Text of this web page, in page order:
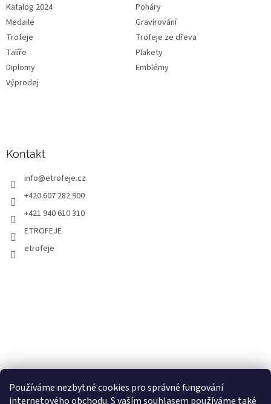
Používáme nezbytné cookies pro správné fungování
internetového obchodu. S vaším souhlasem používáme také
Katalog 2024
Poháry
Medaile
Gravírování
Trofeje
Trofeje ze dřeva
Talíře
Plakety
Diplomy
Emblémy
Výprodej
Kontakt
info@etrofeje.cz
+420 607 282 900
+421 940 610 310
ETROFEJE
etrofeje